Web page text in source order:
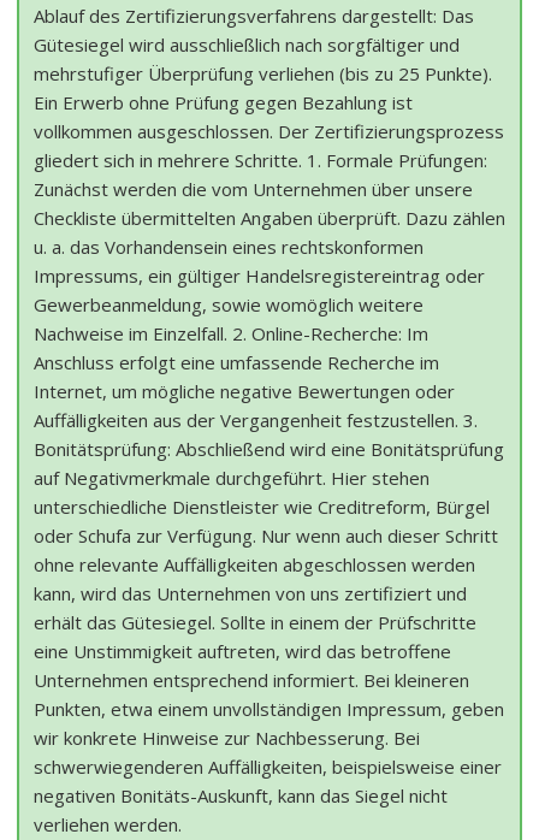
Ablauf des Zertifizierungsverfahrens dargestellt: Das
Gütesiegel wird ausschließlich nach sorgfältiger und
mehrstufiger Überprüfung verliehen (bis zu 25 Punkte).
Ein Erwerb ohne Prüfung gegen Bezahlung ist
vollkommen ausgeschlossen. Der Zertifizierungsprozess
gliedert sich in mehrere Schritte. 1. Formale Prüfungen:
Zunächst werden die vom Unternehmen über unsere
Checkliste übermittelten Angaben überprüft. Dazu zählen
u. a. das Vorhandensein eines rechtskonformen
Impressums, ein gültiger Handelsregistereintrag oder
Gewerbeanmeldung, sowie womöglich weitere
Nachweise im Einzelfall. 2. Online-Recherche: Im
Anschluss erfolgt eine umfassende Recherche im
Internet, um mögliche negative Bewertungen oder
Auffälligkeiten aus der Vergangenheit festzustellen. 3.
Bonitätsprüfung: Abschließend wird eine Bonitätsprüfung
auf Negativmerkmale durchgeführt. Hier stehen
unterschiedliche Dienstleister wie Creditreform, Bürgel
oder Schufa zur Verfügung. Nur wenn auch dieser Schritt
ohne relevante Auffälligkeiten abgeschlossen werden
kann, wird das Unternehmen von uns zertifiziert und
erhält das Gütesiegel. Sollte in einem der Prüfschritte
eine Unstimmigkeit auftreten, wird das betroffene
Unternehmen entsprechend informiert. Bei kleineren
Punkten, etwa einem unvollständigen Impressum, geben
wir konkrete Hinweise zur Nachbesserung. Bei
schwerwiegenderen Auffälligkeiten, beispielsweise einer
negativen Bonitäts-Auskunft, kann das Siegel nicht
verliehen werden.